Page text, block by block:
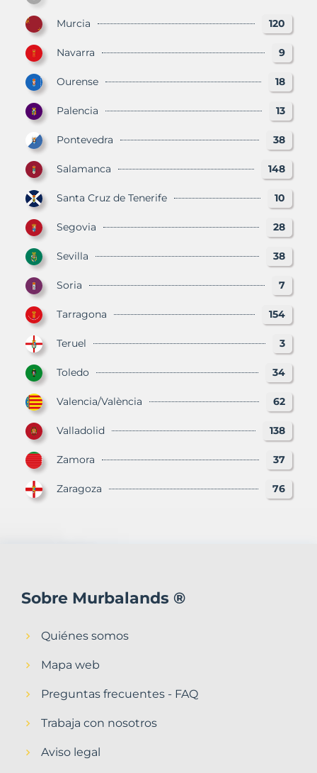
Murcia 120
Navarra 9
Ourense 18
Palencia 13
Pontevedra 38
Salamanca 148
Santa Cruz de Tenerife 10
Segovia 28
Sevilla 38
Soria 7
Tarragona 154
Teruel 3
Toledo 34
Valencia/València 62
Valladolid 138
Zamora 37
Zaragoza 76
Sobre Murbalands ®
Quiénes somos
Mapa web
Preguntas frecuentes - FAQ
Trabaja con nosotros
Aviso legal